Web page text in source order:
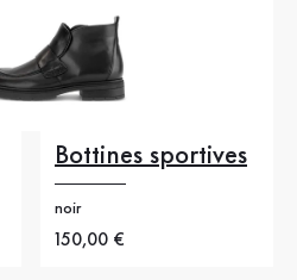
Bottines sportives
noir
Nouveau prix
150,00 €